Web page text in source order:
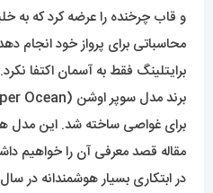
و قاب چرخنده را عرضه کرد که به
محاسباتی برای پرواز خود انجام
برایتلینگ فقط به آسمان اکتفا
برای غواصی ساخته شد. این مدل
مقاله قصد معرفی آن را خواهیم